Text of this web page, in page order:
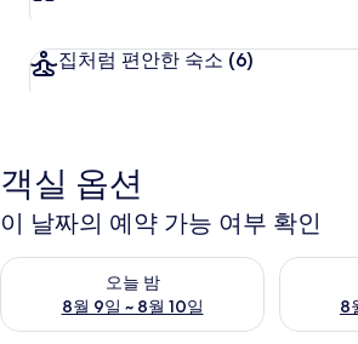
집처럼 편안한 숙소 (6)
객실 옵션
이 날짜의 예약 가능 여부 확인
오늘 밤
8월 9일 ~ 8월 10일
오늘 밤 예약 가능 여부 확인, 8월 9일 ~ 8월
8
내일 예